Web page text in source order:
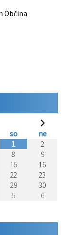
Občina
so
ne
1
2
8
9
15
16
22
23
29
30
5 6